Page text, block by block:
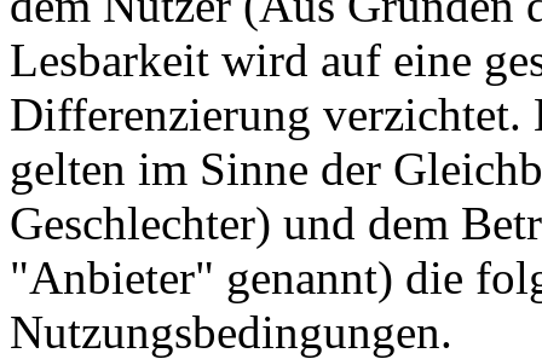
Lesbarkeit wird auf eine
Differenzierung verzichtet.
gelten im Sinne der
Geschlechter) und dem
"Anbieter" genannt) die
Nutzungsbedingungen.